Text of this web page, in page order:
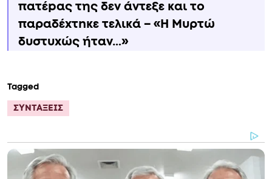
πατέpας της δεν άντεξε και το
παραδέxτnκε τελικά – «Η Μυρτώ
δυστυxώς ήταν…»
Tagged
ΣΥΝΤΑΞΕΙΣ